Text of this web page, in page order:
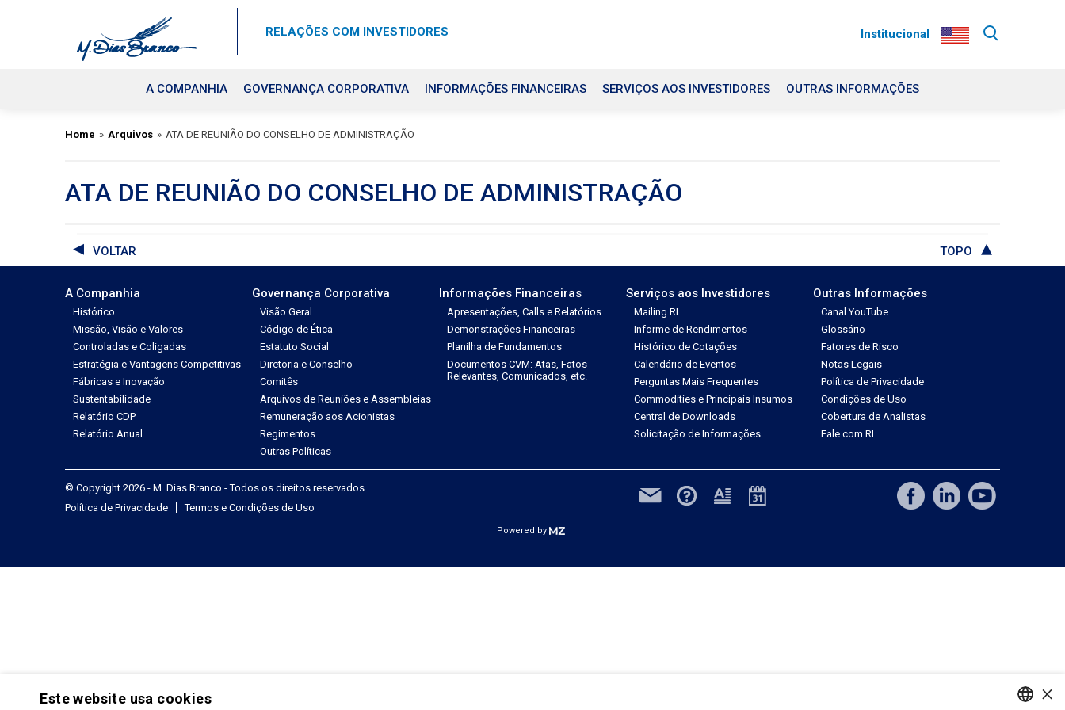
RELAÇÕES COM INVESTIDORES Institucional
A COMPANHIA GOVERNANÇA CORPORATIVA INFORMAÇÕES FINANCEIRAS SERVIÇOS AOS INVESTIDORES OUTRAS INFORMAÇÕES
Home » Arquivos » ATA DE REUNIÃO DO CONSELHO DE ADMINISTRAÇÃO
ATA DE REUNIÃO DO CONSELHO DE ADMINISTRAÇÃO
VOLTAR TOPO
A Companhia
Histórico
Missão, Visão e Valores
Controladas e Coligadas
Estratégia e Vantagens Competitivas
Fábricas e Inovação
Sustentabilidade
Relatório CDP
Relatório Anual
Governança Corporativa
Visão Geral
Código de Ética
Estatuto Social
Diretoria e Conselho
Comitês
Arquivos de Reuniões e Assembleias
Remuneração aos Acionistas
Regimentos
Outras Políticas
Informações Financeiras
Apresentações, Calls e Relatórios
Demonstrações Financeiras
Planilha de Fundamentos
Documentos CVM: Atas, Fatos
Relevantes, Comunicados, etc.
Serviços aos Investidores
Mailing RI
Informe de Rendimentos
Histórico de Cotações
Calendário de Eventos
Perguntas Mais Frequentes
Commodities e Principais Insumos
Central de Downloads
Solicitação de Informações
Outras Informações
Canal YouTube
Glossário
Fatores de Risco
Notas Legais
Política de Privacidade
Condições de Uso
Cobertura de Analistas
Fale com RI
© Copyright 2026 - M. Dias Branco - Todos os direitos reservados
Política de Privacidade
Termos e Condições de Uso
Powered by
×
Este website usa cookies